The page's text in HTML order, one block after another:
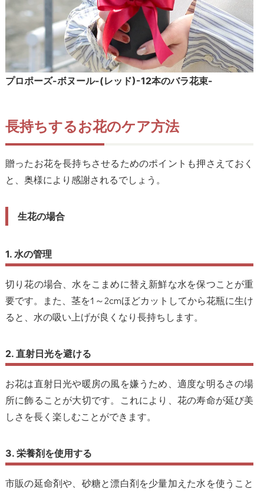
プロポーズ-ボヌール-(レッド)-12本のバラ花束-
長持ちするお花のケア方法
贈ったお花を長持ちさせるためのポイントも押さえておく
と、奥様により感謝されるでしょう。
生花の場合
1. 水の管理
切り花の場合、水をこまめに替え新鮮な水を保つことが重
要です。また、茎を1～2cmほどカットしてから花瓶に生け
ると、水の吸い上げが良くなり長持ちします。
2. 直射日光を避ける
お花は直射日光や暖房の風を嫌うため、適度な明るさの場
所に飾ることが大切です。これにより、花の寿命が延び美
しさを長く楽しむことができます。
3. 栄養剤を使用する
市販の延命剤や、砂糖と漂白剤を少量加えた水を使うこと